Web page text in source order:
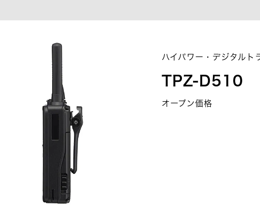
ハイパワー・デジタルト
TPZ-D510
オープン価格